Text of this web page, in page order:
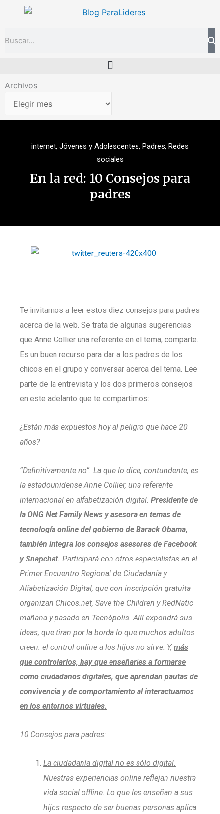
Archivos
Archivos
internet, Jóvenes y Adolescentes, Padres, Redes
sociales
En la red: 10 Consejos para
padres
Te invitamos a leer estos diez consejos para padres
acerca de la web. Se trata de algunas sugerencias
que Anne Collier una referente en el tema, comparte.
Es un buen recurso para dar a los padres de los
chicos en el grupo y conversar acerca del tema. Lee
parte de la entrevista y los dos primeros consejos
en este adelanto que te compartimos:
¿Están más expuestos hoy al peligro que hace 20
años?
“Definitivamente no”. La que lo dice, contundente, es
la estadounidense Anne Collier, una referente
internacional en alfabetización digital. Presidente de
la ONG Net Family News y asesora en temas de
tecnología online del gobierno de Barack Obama,
también integra los consejos asesores de Facebook
y Snapchat. Participará con otros especialistas en el
Primer Encuentro Regional de Ciudadanía y
Alfabetización Digital, que con inscripción gratuita
organizan Chicos.net, Save the Children y RedNatic
mañana y pasado en Tecnópolis. Allí expondrá sus
ideas, que tiran por la borda lo que muchos adultos
creen: el control online a los hijos no sirve. Y, más
que controlarlos, hay que enseñarles a formarse
como ciudadanos digitales, que aprendan pautas de
convivencia y de comportamiento al interactuamos
en los entornos virtuales.
10 Consejos para padres:
La ciudadanía digital no es sólo digital.
Nuestras experiencias online reflejan nuestra
vida social offline. Lo que les enseñan a sus
hijos respecto de ser buenas personas aplica